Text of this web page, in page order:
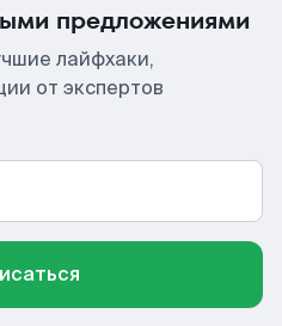
предложениями
лайфхаки,
от экспертов